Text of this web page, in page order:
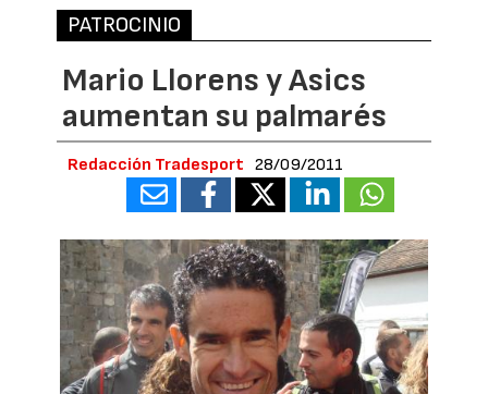
PATROCINIO
Mario Llorens y Asics
aumentan su palmarés
Redacción Tradesport 28/09/2011